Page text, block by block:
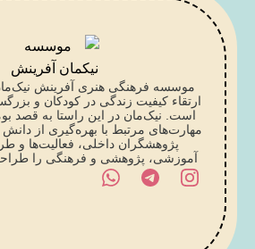
موسسه فرهنگی هنری آفرینش
ارتقاء کیفیت زندگی در کودکان و
است. نیک‌مان در این راستا به قصد
مهارت‌های مرتبط با بهره‌گیری از دانش
پژوهشگران داخلی، فعالیت‌ها و
آموزشی، پژوهشی و فرهنگی را